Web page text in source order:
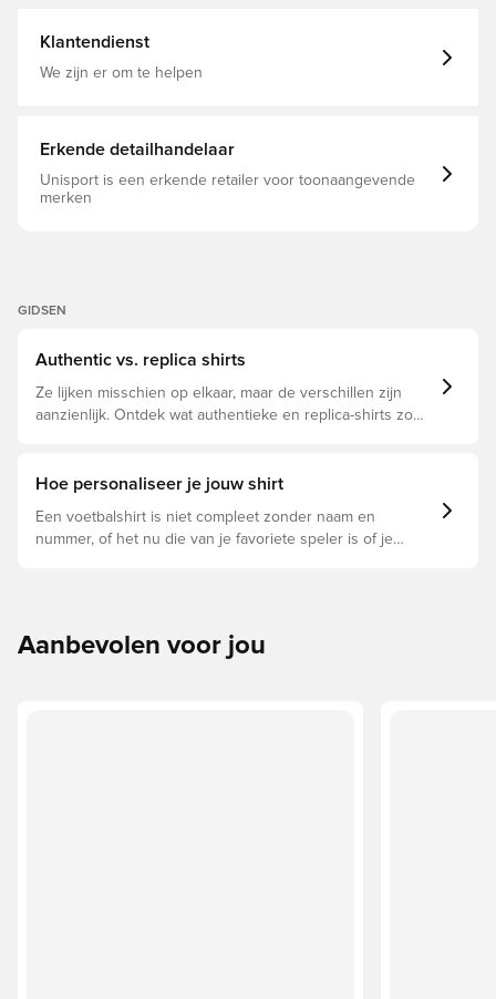
internationaal voetbal zien. Normale pasvorm Ronde hals
Klantendienst
We zijn er om te helpen
Erkende detailhandelaar
Unisport is een erkende retailer voor toonaangevende
merken
GIDSEN
Authentic vs. replica shirts
Ze lijken misschien op elkaar, maar de verschillen zijn
aanzienlijk. Ontdek wat authentieke en replica-shirts zo
Hoe personaliseer je jouw shirt
Een voetbalshirt is niet compleet zonder naam en
nummer, of het nu die van je favoriete speler is of je
Aanbevolen voor jou